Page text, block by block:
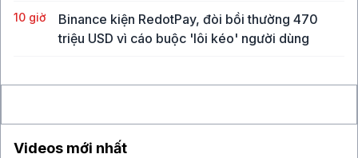
10 giờ
Binance kiện RedotPay, đòi bồi thường 470
triệu USD vì cáo buộc 'lôi kéo' người dùng
Videos mới nhất